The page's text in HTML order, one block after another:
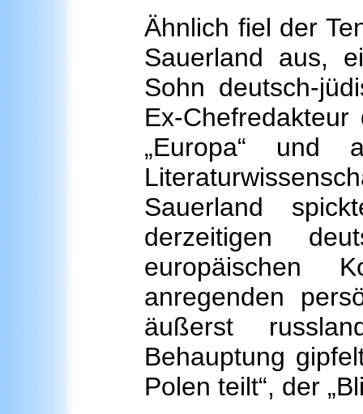
Ähnlich fiel der
Sauerland aus,
Sohn deutsch-
Ex-
„Europa“ und
Sauerland
derzeitigen
europäischen
anregenden
äußerst
Behauptung
Polen teilt“, der